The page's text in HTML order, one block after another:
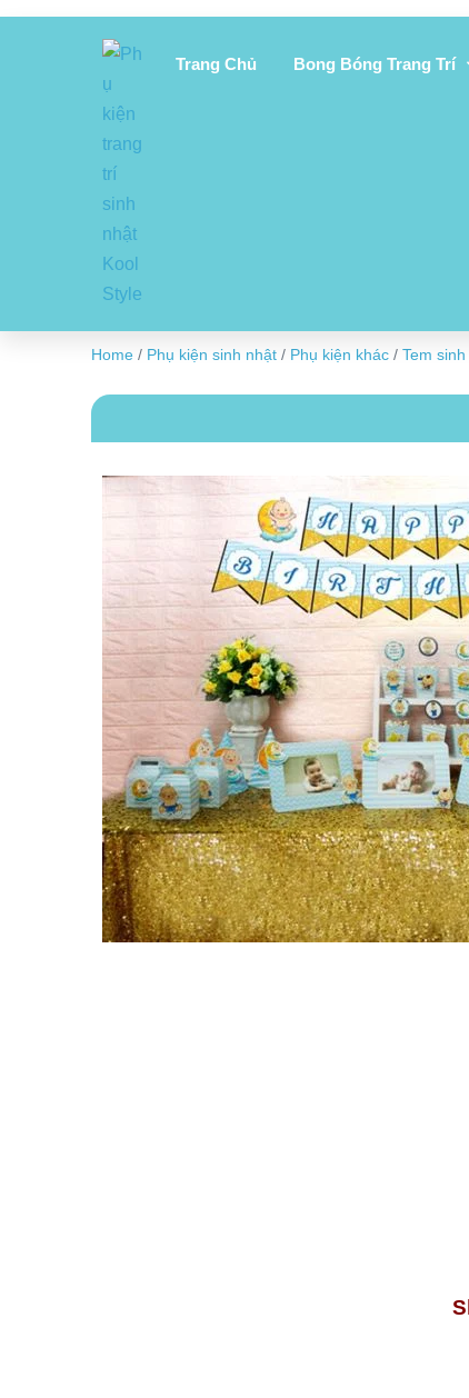
Trang Chủ Bong Bóng Trang Trí
Home / Phụ kiện sinh nhật / Phụ kiện khác / Tem